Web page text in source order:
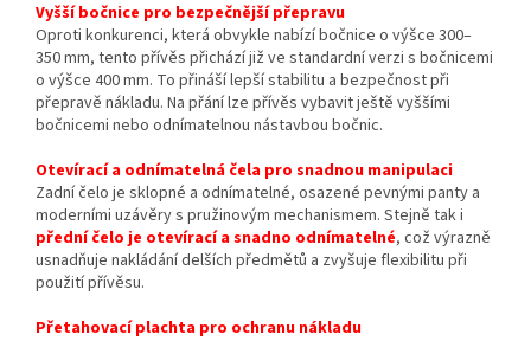
Vyšší bočnice pro bezpečnější přepravu
Oproti konkurenci, která obvykle nabízí bočnice o výšce 300–
350 mm, tento přívěs přichází již ve standardní verzi s bočnicemi
o výšce 400 mm. To přináší lepší stabilitu a bezpečnost při
přepravě nákladu. Na přání lze přívěs vybavit ještě vyššími
bočnicemi nebo odnímatelnou nástavbou bočnic.
Otevírací a odnímatelná čela pro snadnou manipulaci
Zadní čelo je sklopné a odnímatelné, osazené pevnými panty a
moderními uzávěry s pružinovým mechanismem. Stejně tak i
přední čelo je otevírací a snadno odnímatelné, což výrazně
usnadňuje nakládání delších předmětů a zvyšuje flexibilitu při
použití přívěsu.
Přetahovací plachta pro ochranu nákladu